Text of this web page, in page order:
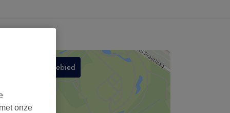
Zoek in dit gebied
onze